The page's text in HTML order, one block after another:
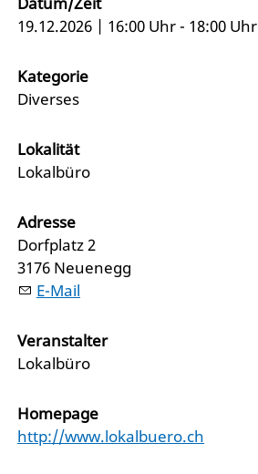
19.12.2026 | 16:00 Uhr - 18:00 Uhr
Kategorie
Diverses
Lokalität
Lokalbüro
Adresse
Dorfplatz 2
3176 Neuenegg
E-Mail
Veranstalter
Lokalbüro
Homepage
http://www.lokalbuero.ch